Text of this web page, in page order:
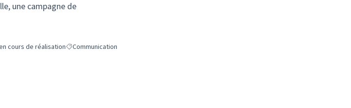
une campagne de
de la catégorie : Propositions en cours de réalisation
cours de réalisationFiltrer les résultats pour le secteur : Communication
Communication